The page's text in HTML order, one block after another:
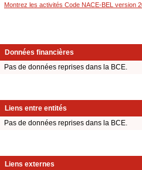
Montrez les activités Code NACE-BEL version
Données financières
Pas de données reprises dans la BCE.
Liens entre entités
Pas de données reprises dans la BCE.
Liens externes